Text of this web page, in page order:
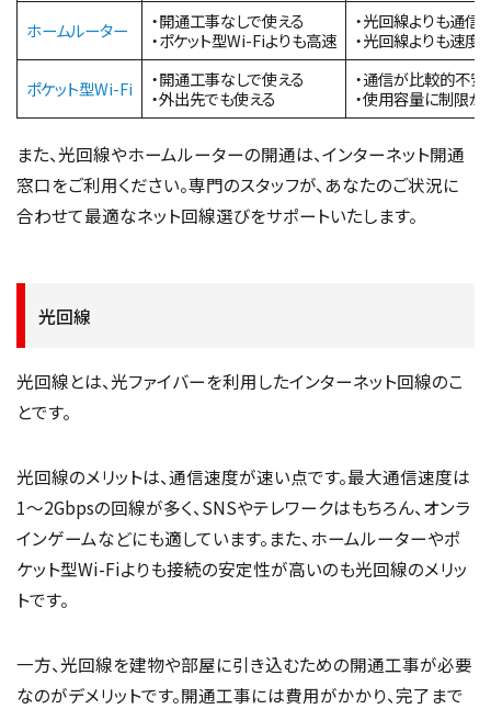
ホームルーター
・開通工事なしで使える
・ポケット型Wi-Fiよりも高速
・光回線よりも通信
・光回線よりも速度
ポケット型Wi-Fi
・開通工事なしで使える
・外出先でも使える
・通信が比較的不安
・使用容量に制限が
また、光回線やホームルーターの開通は、インターネット開通
窓口をご利用ください。専門のスタッフが、あなたのご状況に
合わせて最適なネット回線選びをサポートいたします。
光回線
光回線とは、光ファイバーを利用したインターネット回線のこ
とです。
光回線のメリットは、通信速度が速い点です。最大通信速度は
1〜2Gbpsの回線が多く、SNSやテレワークはもちろん、オンラ
インゲームなどにも適しています。また、ホームルーターやポ
ケット型Wi-Fiよりも接続の安定性が高いのも光回線のメリッ
トです。
一方、光回線を建物や部屋に引き込むための開通工事が必要
なのがデメリットです。開通工事には費用がかかり、完了まで